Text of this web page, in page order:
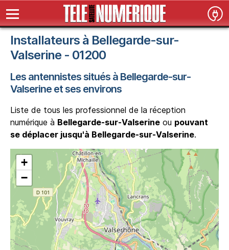
Installateurs à Bellegarde-sur-
Valserine - 01200
Les antennistes situés à Bellegarde-sur-
Valserine et ses environs
Liste de tous les professionnel de la réception
numérique à Bellegarde-sur-Valserine ou pouvant
se déplacer jusqu'à Bellegarde-sur-Valserine.
+
−